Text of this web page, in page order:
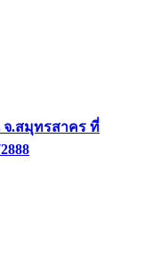
.สมุทรสาคร ที่